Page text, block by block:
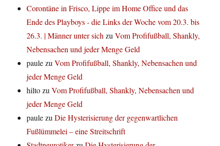
Corontäne in Frisco, Lippe im Home Office und das
Ende des Playboys - die Links der Woche vom 20.3. bis
26.3. | Männer unter sichzuVom Profifußball, Shankly,
Nebensachen und jeder Menge Geld
paulezuVom Profifußball, Shankly, Nebensachen und
jeder Menge Geld
hiltozuVom Profifußball, Shankly, Nebensachen und
jeder Menge Geld
paulezuDie Hysterisierung der gegenwartlichen
Fußlümmelei – eine Streitschrift